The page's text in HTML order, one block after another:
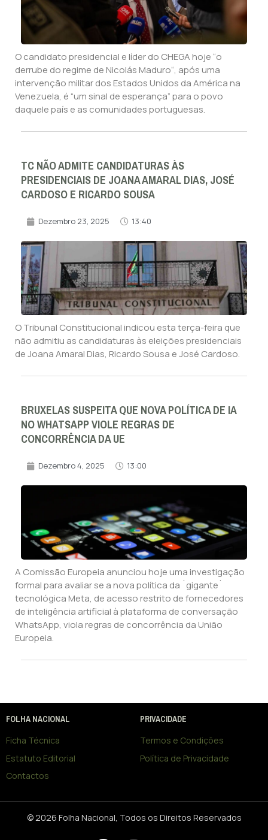
O candidato presidencial e líder do CHEGA hoje “o
derrube do regime de Nicolás Maduro“, após uma
intervenção militar dos Estados Unidos da América na
Venezuela, é “um sinal de esperança” para o povo
daquele país e as comunidades portuguesas.
TC NÃO ADMITE CANDIDATURAS ÀS
PRESIDENCIAIS DE JOANA AMARAL DIAS, JOSÉ
CARDOSO E RICARDO SOUSA
Dezembro 23, 2025 13:40
O Tribunal Constitucional indicou esta terça-feira que
não admitiu as candidaturas às eleições presidenciais
de Joana Amaral Dias, Ricardo Sousa e José Cardoso.
BRUXELAS SUSPEITA QUE NOVA POLÍTICA DE IA
NO WHATSAPP VIOLE REGRAS DE
CONCORRÊNCIA DA UE
Dezembro 4, 2025 13:00
A Comissão Europeia anunciou hoje uma investigação
formal para avaliar se a nova política da `gigante`
tecnológica Meta, de acesso restrito de fornecedores
de inteligência artificial à plataforma de conversação
WhatsApp, viola regras de concorrência da União
Europeia.
FOLHA NACIONAL
Ficha Técnica
Estatuto Editorial
Contactos
PRIVACIDADE
Termos e Condições
Política de Privacidade
© 2026 Folha Nacional, Todos os Direitos Reservados